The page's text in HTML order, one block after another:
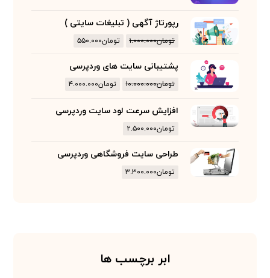
رپورتاژ آگهی ( تبلیغات سایتی )
تومان۱.۰۰۰.۰۰۰ تومان۵۵۰.۰۰۰
پشتیبانی سایت های وردپرسی
تومان۱۰.۰۰۰.۰۰۰ تومان۴.۰۰۰.۰۰۰
افزایش سرعت لود سایت وردپرسی
تومان۲.۵۰۰.۰۰۰
طراحی سایت فروشگاهی وردپرسی
تومان۳.۳۰۰.۰۰۰
ابر برچسب ها